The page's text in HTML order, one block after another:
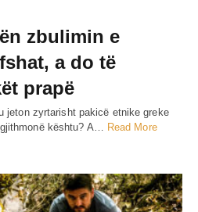
zbulimin e
a do të
prapë
jeton zyrtarisht pakicë etnike greke
kështu? A… Read More